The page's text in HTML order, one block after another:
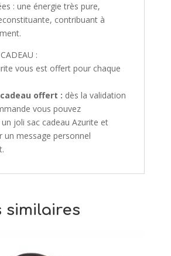
: une énergie très pure,
contribuant à
:
vous est offert pour chaque
offert : dès la validation
vous pouvez
joli sac cadeau Azurite et
un message personnel
similaires